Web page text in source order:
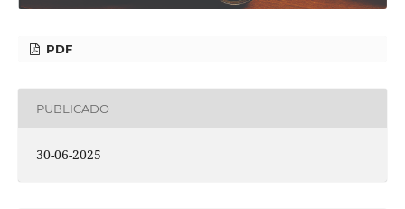
PDF
PUBLICADO
30-06-2025